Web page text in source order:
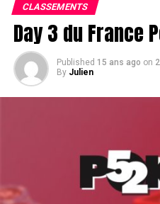
CLASSEMENTS
Day 3 du France
Published 15 ans ago on
By Julien